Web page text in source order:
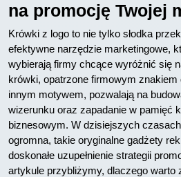
na promocję Twojej
Krówki z logo to nie tylko słodka
efektywne narzędzie marketingowe,
wybierają firmy chcące wyróżnić się
krówki, opatrzone firmowym znakiem
innym motywem, pozwalają na
wizerunku oraz zapadanie w pamięć
biznesowym. W dzisiejszych
ogromna, takie oryginalne gadżety
doskonałe uzupełnienie strategii
artykule przybliżymy, dlaczego warto